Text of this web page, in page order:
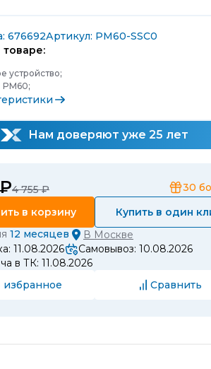
676692Артикул: PM60-SSC0
устройство;
PM60;
Нам доверяют уже 25 лет
4 755 ₽ 30
в корзину
Купить в один
12 месяцев В Москве
11.08.2026
Самовывоз: 10.08.2026
в ТК: 11.08.2026
избранное
Сравнить